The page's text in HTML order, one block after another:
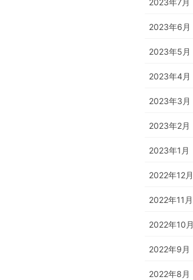
2023年7月
2023年6月
2023年5月
2023年4月
2023年3月
2023年2月
2023年1月
2022年12月
2022年11月
2022年10月
2022年9月
2022年8月